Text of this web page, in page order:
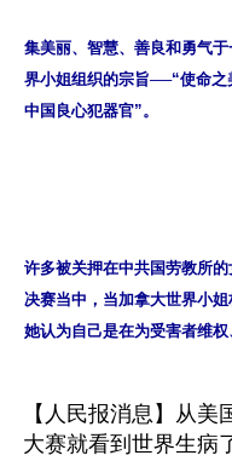
集美丽、智慧、善良和勇气
界小姐组织的宗旨──“使命
中国良心犯器官”。
许多被关押在中共国劳教所
决赛当中，当加拿大世界小
她认为自己是在为受害者维权
【人民报消息】从
大赛就看到世界生病